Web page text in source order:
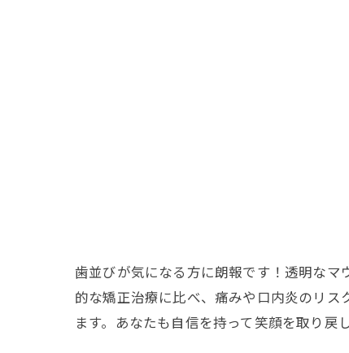
歯並びが気になる方に朗報です！透明な
的な矯正治療に比べ、痛みや口内炎のリ
ます。あなたも自信を持って笑顔を取り戻